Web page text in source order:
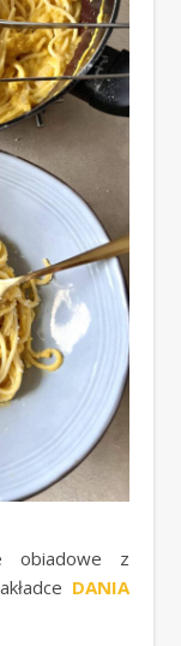
obiadowe z
DANIA